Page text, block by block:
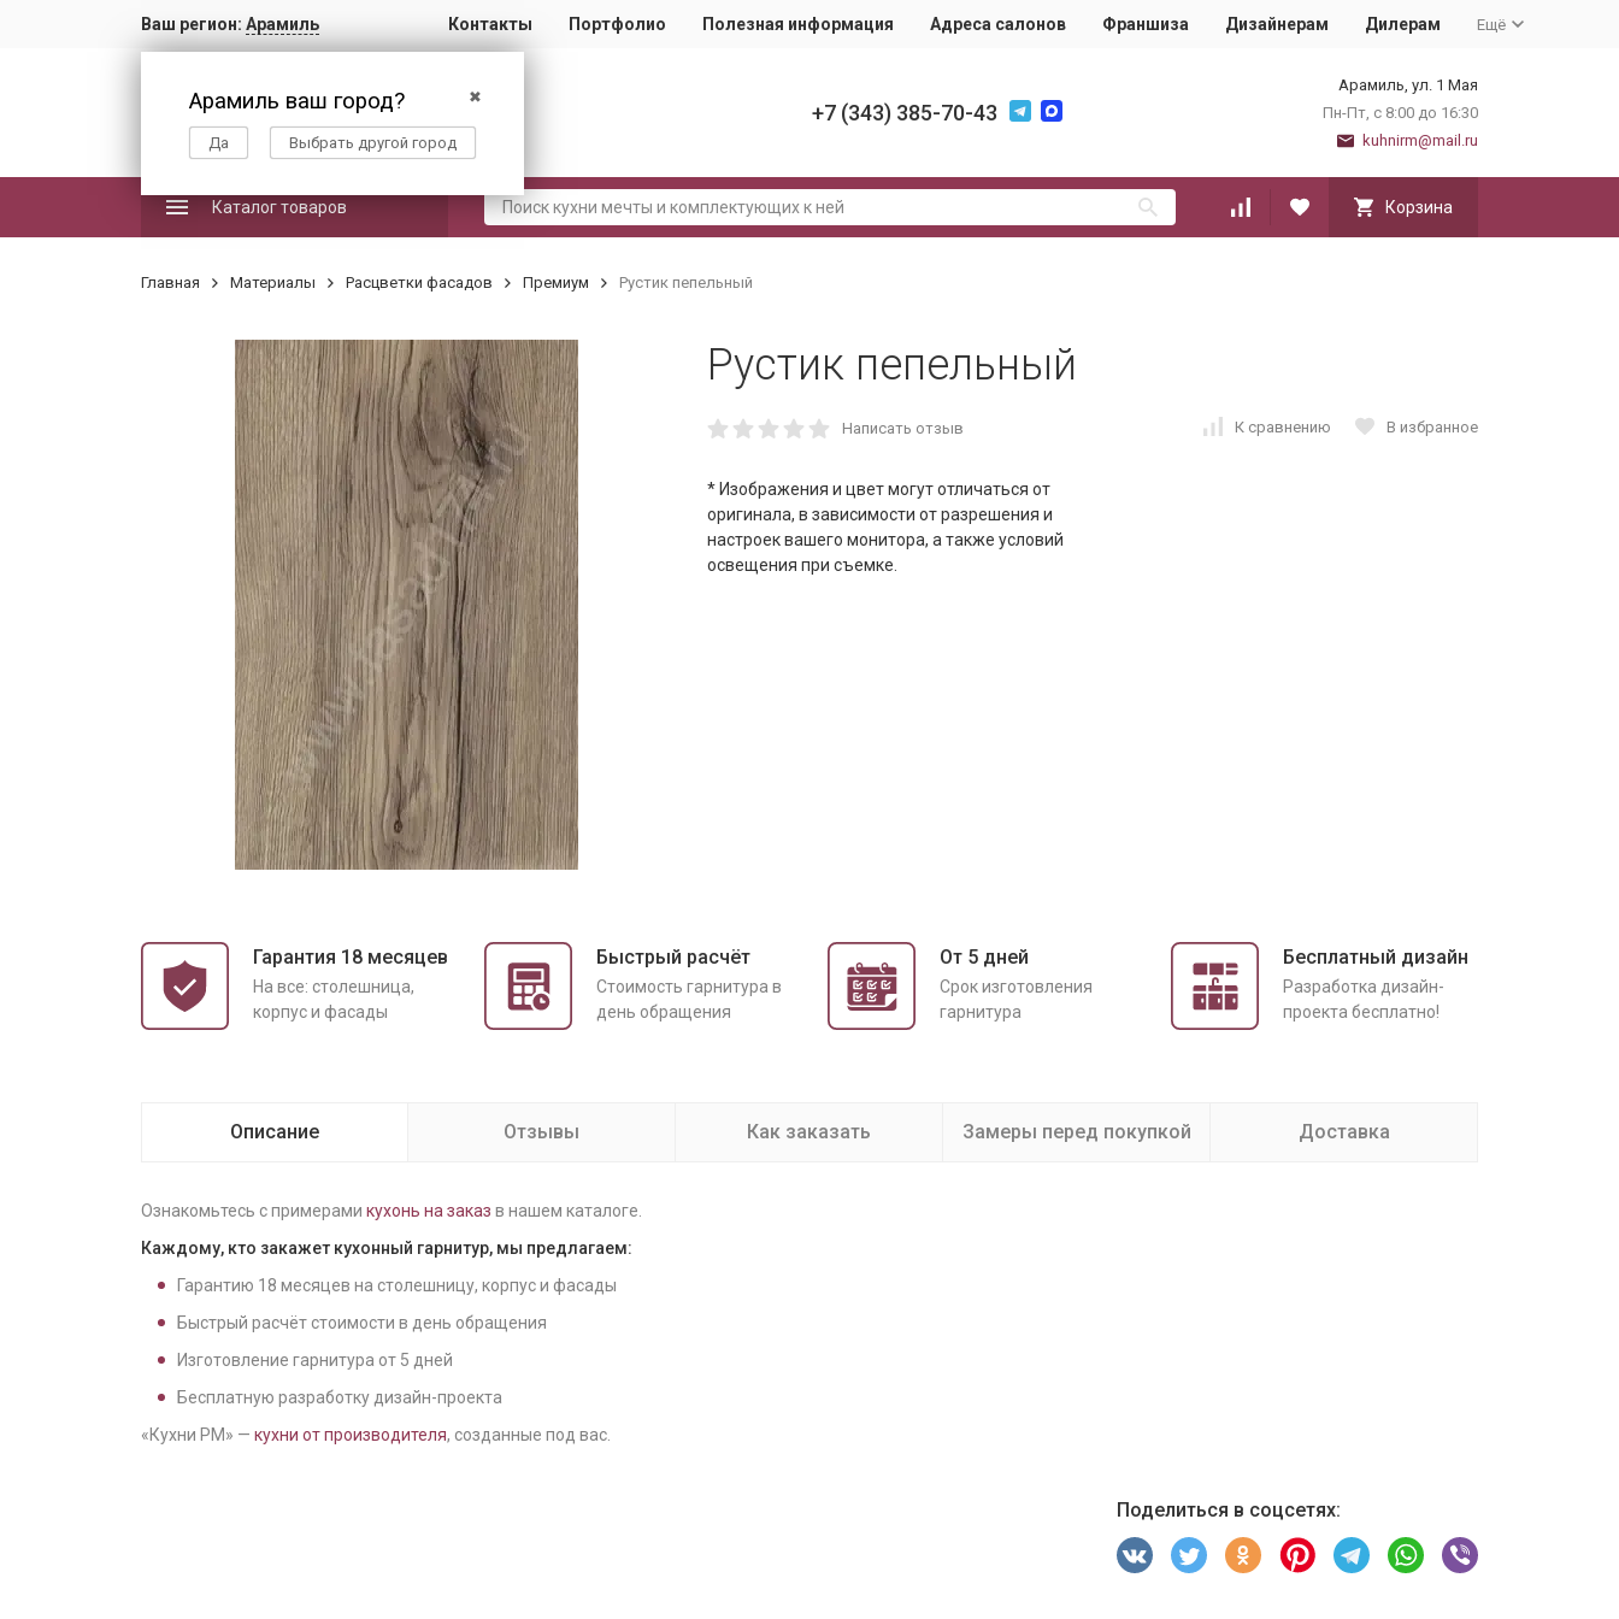
Ваш регион: Арамиль
✖
Арамиль ваш город?
Да Выбрать другой город
Контакты Портфолио Полезная информация Адреса салонов Франшиза Дизайнерам Дилерам Ещё
+7 (343) 385-70-43
Арамиль, ул. 1 Мая
Пн-Пт, с 8:00 до 16:30
kuhnirm@mail.ru
Каталог товаров Корзина
Главная Материалы Расцветки фасадов Премиум Рустик пепельный
Рустик пепельный
Написать отзыв К сравнению В избранное
* Изображения и цвет могут отличаться от
оригинала, в зависимости от разрешения и
настроек вашего монитора, а также условий
освещения при съемке.
Гарантия 18 месяцев
На все: столешница,
корпус и фасады
Быстрый расчёт
Cтоимость гарнитура в
день обращения
От 5 дней
Срок изготовления
гарнитура
Бесплатный дизайн
Разработка дизайн-
проекта бесплатно!
Описание Отзывы Как заказать Замеры перед покупкой Доставка
Ознакомьтесь с примерами кухонь на заказ в нашем каталоге.
Каждому, кто закажет кухонный гарнитур, мы предлагаем:
Гарантию 18 месяцев на столешницу, корпус и фасады
Быстрый расчёт стоимости в день обращения
Изготовление гарнитура от 5 дней
Бесплатную разработку дизайн-проекта
«Кухни РМ» — кухни от производителя, созданные под вас.
Поделиться в соцсетях: